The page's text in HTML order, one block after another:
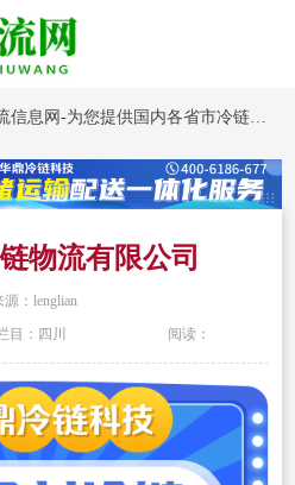
网-为您提供国内各省市冷链物流企业信息
物流有限公司
源：lenglian
目：四川 阅读：